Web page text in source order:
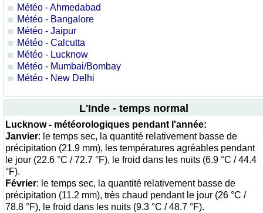
Météo - Ahmedabad
Météo - Bangalore
Météo - Jaipur
Météo - Calcutta
Météo - Lucknow
Météo - Mumbai/Bombay
Météo - New Delhi
L'Inde - temps normal
Lucknow - météorologiques pendant l'année:
Janvier: le temps sec, la quantité relativement basse de
précipitation (21.9 mm), les températures agréables pendant
le jour (22.6 °C / 72.7 °F), le froid dans les nuits (6.9 °C / 44.4
°F).
Février: le temps sec, la quantité relativement basse de
précipitation (11.2 mm), très chaud pendant le jour (26 °C /
78.8 °F), le froid dans les nuits (9.3 °C / 48.7 °F).